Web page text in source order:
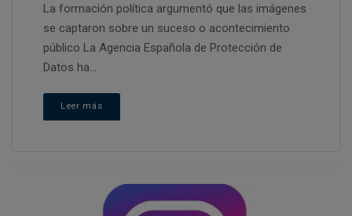
La formación política argumentó que las imágenes
se captaron sobre un suceso o acontecimiento
público La Agencia Española de Protección de
Datos ha...
Leer más